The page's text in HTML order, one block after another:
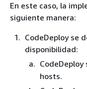
En este caso, la
siguiente manera:
CodeDeploy se
disponibilidad:
hosts.